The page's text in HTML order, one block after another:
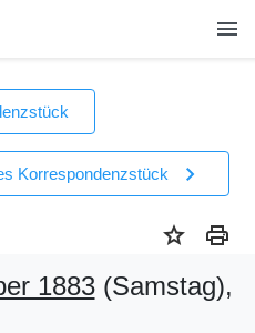
menu
Korrespondenzstück chevron_right
star print
1883(Samstag),